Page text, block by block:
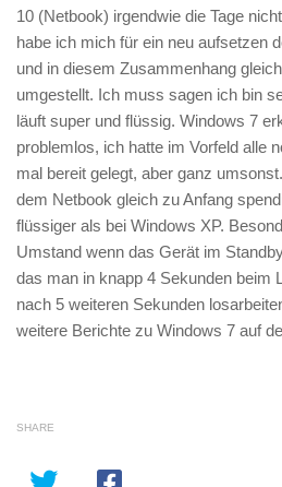
10 (Netbook) irgendwie die Tage
habe ich mich für ein neu aufsetzen
und in diesem Zusammenhang
umgestellt. Ich muss sagen ich bin
läuft super und flüssig. Windows 7
problemlos, ich hatte im Vorfeld alle
mal bereit gelegt, aber ganz
dem Netbook gleich zu Anfang
flüssiger als bei Windows XP.
Umstand wenn das Gerät im
das man in knapp 4 Sekunden beim
nach 5 weiteren Sekunden
weitere Berichte zu Windows 7 auf
SHARE